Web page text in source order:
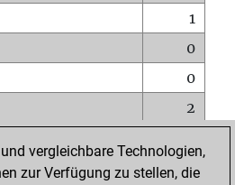
1
0
0
2
0
vergleichbare Technologien,
zur Verfügung zu stellen, die